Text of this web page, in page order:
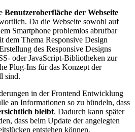
Benutzeroberfläche der Webseite
Da die Webseite sowohl auf
Smartphone problemlos abrufbar
dem Thema Responsive Design
des Responsive Designs
oder JavaScript-Bibliotheken zur
Plug-Ins für das Konzept der
sind.
in der Frontend Entwicklung
an Informationen so zu bündeln, dass
bleibt. Dadurch kann später
dass beim Update der angelegten
entstehen können.